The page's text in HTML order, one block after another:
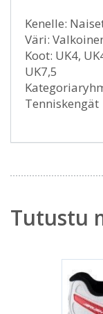
Kenelle:
Väri:
Koot: UK4,
UK7,5
Tenniskengät
Tutustu